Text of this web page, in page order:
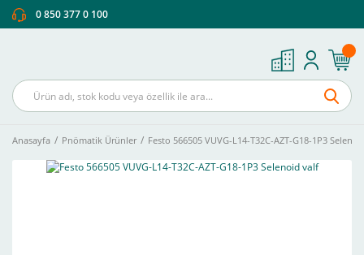
0 850 377 0 100
Anasayfa Pnömatik Ürünler Festo 566505 VUVG-L14-T32C-AZT-G18-1P3